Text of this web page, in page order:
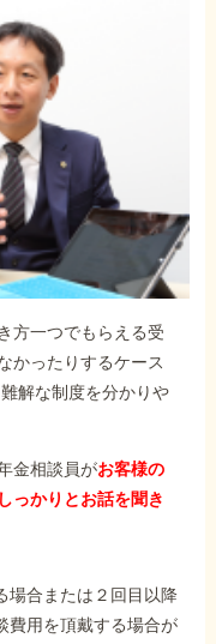
方一つでもらえる受
かったりするケース
解な制度を分かりや
金相談員がお客様の
っかりとお話を聞き
場合または２回目以降
費用を頂戴する場合が